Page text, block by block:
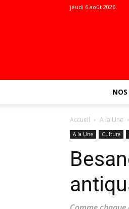
jeudi 6 août 2026
NOS
Accueil A la Une
A la Une Culture